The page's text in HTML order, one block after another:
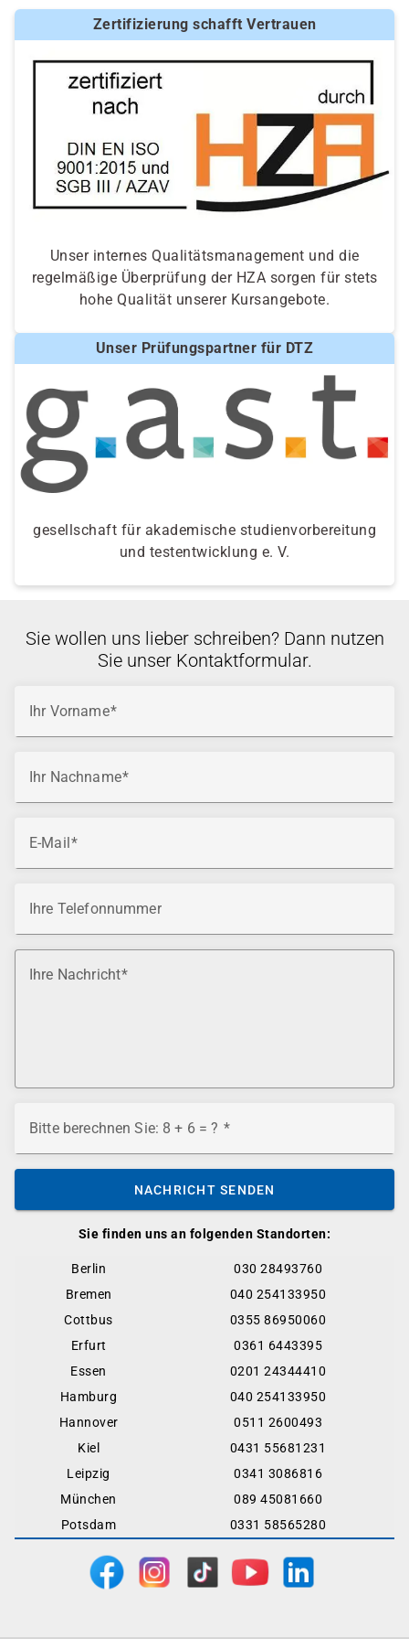
Zertifizierung schafft Vertrauen
Unser internes Qualitätsmanagement und die
regelmäßige Überprüfung der HZA sorgen für stets
hohe Qualität unserer Kursangebote.
Unser Prüfungspartner für DTZ
gesellschaft für akademische studienvorbereitung
und testentwicklung e. V.
Sie finden uns an folgenden Standorten:
Berlin
030 28493760
Bremen
040 254133950
Cottbus
0355 86950060
Erfurt
0361 6443395
Essen
0201 24344410
Hamburg
040 254133950
Hannover
0511 2600493
Kiel
0431 55681231
Leipzig
0341 3086816
München
089 45081660
Potsdam
0331 58565280
Sie wollen uns lieber schreiben? Dann nutzen
Sie unser Kontaktformular.
Ihr Vorname
Ihr Nachname
E-Mail
Ihre Telefonnummer
Ihre Nachricht
Bitte berechnen Sie: 8 + 6 = ?
NACHRICHT SENDEN